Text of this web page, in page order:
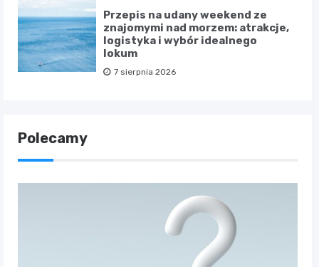
Przepis na udany weekend ze
znajomymi nad morzem: atrakcje,
logistyka i wybór idealnego
lokum
7 sierpnia 2026
Polecamy